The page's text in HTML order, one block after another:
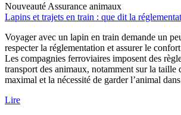
Nouveauté Assurance animaux
Lapins et trajets en train : que dit la
Voyager avec un lapin en train demande un
respecter la réglementation et assurer le
Les compagnies ferroviaires imposent des
transport des animaux, notamment sur la taille
maximal et la nécessité de garder l’animal
Lire